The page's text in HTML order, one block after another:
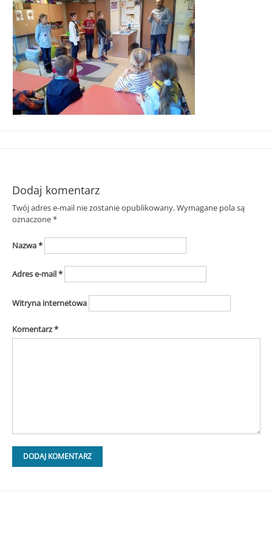
Śląska
Dodaj komentarz
Twój adres e-mail nie zostanie opublikowany.Wymagane pola są
oznaczone*
Nazwa*
Adres e-mail*
Witryna internetowa
Komentarz*